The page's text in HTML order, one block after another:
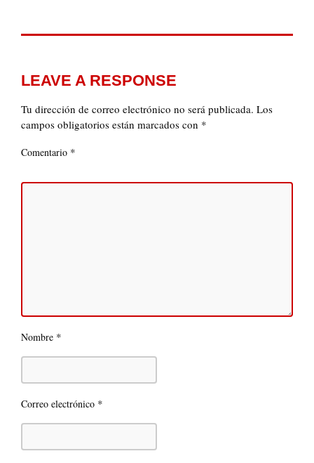
LEAVE A RESPONSE
Tu dirección de correo electrónico no será publicada. Los
campos obligatorios están marcados con *
Comentario *
Nombre *
Correo electrónico *